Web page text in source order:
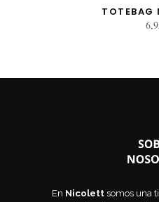
TOTEBAG
En Nicolett somos una